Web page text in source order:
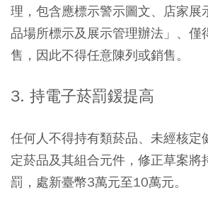
理，包含應標示警示圖文、店家展
品場所標示及展示管理辦法」、僅
售，因此不得任意陳列或銷售。
3. 持電子菸罰鍰提高
任何人不得持有類菸品、未經核定
定菸品及其組合元件，修正草案將
罰，處新臺幣3萬元至10萬元。